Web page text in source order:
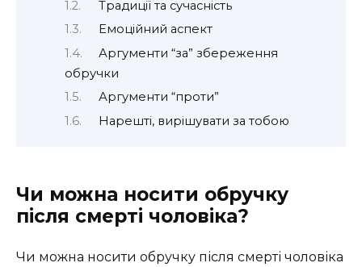
Традиції та сучасність
Емоційний аспект
Аргументи “за” збереження
обручки
Аргументи “проти”
Нарешті, вирішувати за тобою
Чи можна носити обручку
після смерті чоловіка?
Чи можна носити обручку після смерті чоловіка